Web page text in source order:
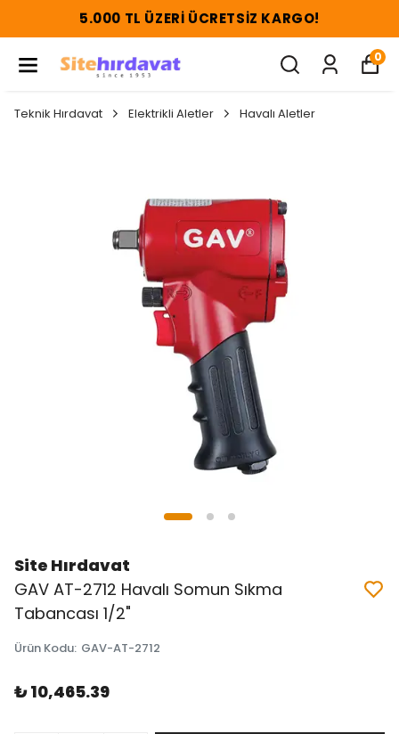
5.000 TL ÜZERI ÜCRETSIZ KARGO!
0
Teknik Hırdavat Elektrikli Aletler Havalı Aletler
Site Hırdavat
GAV AT-2712 Havalı Somun Sıkma
Tabancası 1/2"
Ürün Kodu: GAV-AT-2712
₺ 10,465.39